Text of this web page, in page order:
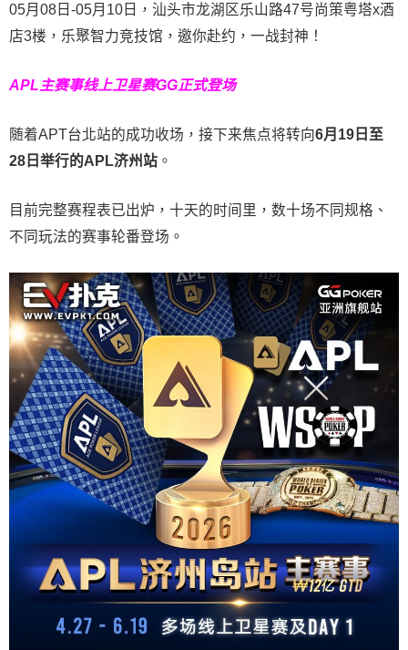
05月08日-05月10日，汕头市龙湖区乐山路47号尚策粤塔x酒
店3楼，乐聚智力竞技馆，邀你赴约，一战封神！
APL主赛事线上卫星赛GG正式登场
随着APT台北站的成功收场，接下来焦点将转向6月 19 日至
28 日举行的APL济州站 。
目前完整赛程表已出炉，十天的时间里，数十场不同规格、
不同玩法的赛事轮番登场。